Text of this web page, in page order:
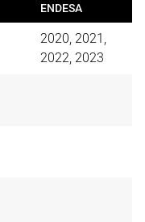
ENDESA
2020, 2021,
2022, 2023